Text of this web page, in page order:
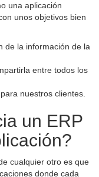
una aplicación
unos objetivos bien
de la información de la
entre todos los
nuestros clientes.
un ERP
cualquier otro es que
donde cada